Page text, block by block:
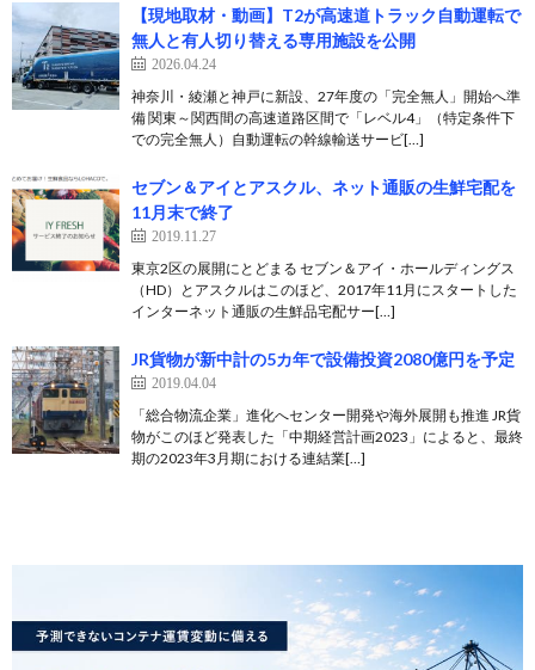
【現地取材・動画】T2が高速道トラック自動運転で
無人と有人切り替える専用施設を公開
2026.04.24
神奈川・綾瀬と神戸に新設、27年度の「完全無人」開始へ準
備 関東～関西間の高速道路区間で「レベル4」（特定条件下
での完全無人）自動運転の幹線輸送サービ[…]
セブン＆アイとアスクル、ネット通販の生鮮宅配を
11月末で終了
2019.11.27
東京2区の展開にとどまる セブン＆アイ・ホールディングス
（HD）とアスクルはこのほど、2017年11月にスタートした
インターネット通販の生鮮品宅配サー[…]
JR貨物が新中計の5カ年で設備投資2080億円を予定
2019.04.04
「総合物流企業」進化へセンター開発や海外展開も推進 JR貨
物がこのほど発表した「中期経営計画2023」によると、最終
期の2023年3月期における連結業[…]